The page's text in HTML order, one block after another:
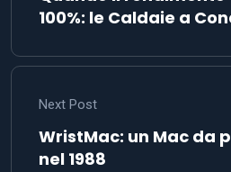
100%: le Caldaie a
Next Post
WristMac: un Mac da
nel 1988